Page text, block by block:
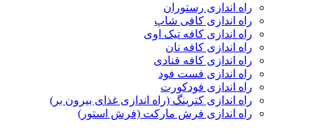
راه اندازی رستوران
راه اندازی کافی شاپ
راه اندازی کافه تیک اوی
راه اندازی کافه نان
راه اندازی کافه قنادی
راه اندازی فست فود
راه اندازی فودکورت
راه اندازی کترینگ (راه‌ اندازی غذای بیرون بر)
راه اندازی فرش مارکت (فرش استور)